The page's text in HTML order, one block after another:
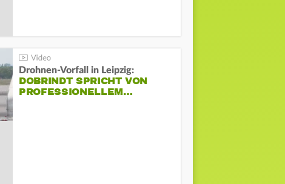
Drohnen-Vorfall in Leipzig:
DOBRINDT SPRICHT VON
PROFESSIONELLEM…